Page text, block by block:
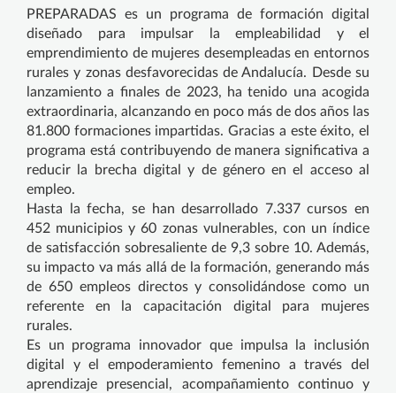
PREPARADAS es un programa de formación digital
diseñado para impulsar la empleabilidad y el
emprendimiento de mujeres desempleadas en entornos
rurales y zonas desfavorecidas de Andalucía. Desde su
lanzamiento a finales de 2023, ha tenido una acogida
extraordinaria, alcanzando en poco más de dos años las
81.800 formaciones impartidas. Gracias a este éxito, el
programa está contribuyendo de manera significativa a
reducir la brecha digital y de género en el acceso al
empleo.
Hasta la fecha, se han desarrollado 7.337 cursos en
452 municipios y 60 zonas vulnerables, con un índice
de satisfacción sobresaliente de 9,3 sobre 10. Además,
su impacto va más allá de la formación, generando más
de 650 empleos directos y consolidándose como un
referente en la capacitación digital para mujeres
rurales.
Es un programa innovador que impulsa la inclusión
digital y el empoderamiento femenino a través del
aprendizaje presencial, acompañamiento continuo y